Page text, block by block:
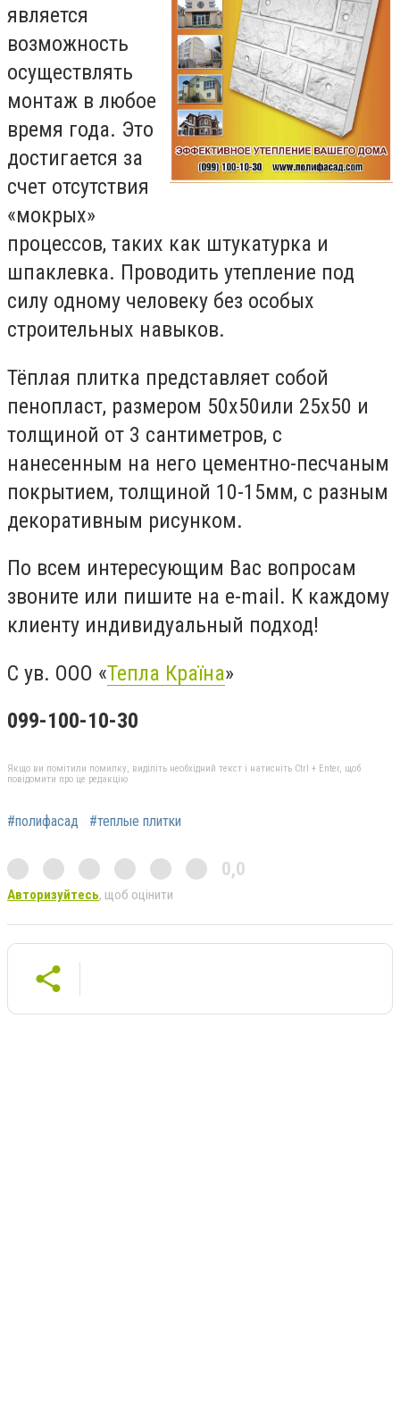
является
возможность
осуществлять
монтаж в любое
время года. Это
достигается за
счет отсутствия
«мокрых»
процессов, таких как штукатурка и
шпаклевка. Проводить утепление под
силу одному человеку без особых
строительных навыков.
Тёплая плитка представляет собой
пенопласт, размером 50х50или 25х50 и
толщиной от 3 сантиметров, с
нанесенным на него цементно-песчаным
покрытием, толщиной 10-15мм, с разным
декоративным рисунком.
По всем интересующим Вас вопросам
звоните или пишите на e-mail. К каждому
клиенту индивидуальный подход!
С ув. ООО «Тепла Країна»
099-100-10-30
Якщо ви помітили помилку, виділіть необхідний текст і натисніть Ctrl + Enter, щоб
повідомити про це редакцію
#полифасад #теплые плитки
0,0
Авторизуйтесь, щоб оцінити